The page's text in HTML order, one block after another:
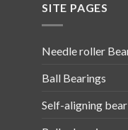
SITE PAGES
Needle roller
Ball Bearings
Self-aligning